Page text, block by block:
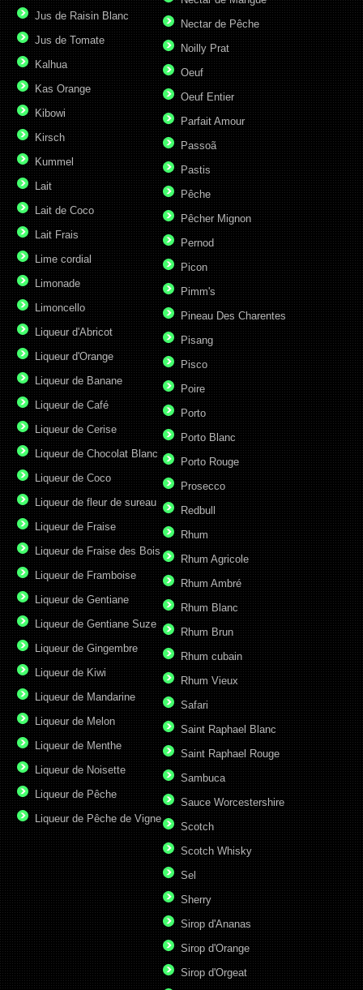
Jus de Raisin Blanc
Jus de Tomate
Kalhua
Kas Orange
Kibowi
Kirsch
Kummel
Lait
Lait de Coco
Lait Frais
Lime cordial
Limonade
Limoncello
Liqueur d'Abricot
Liqueur d'Orange
Liqueur de Banane
Liqueur de Café
Liqueur de Cerise
Liqueur de Chocolat Blanc
Liqueur de Coco
Liqueur de fleur de sureau
Liqueur de Fraise
Liqueur de Fraise des Bois
Liqueur de Framboise
Liqueur de Gentiane
Liqueur de Gentiane Suze
Liqueur de Gingembre
Liqueur de Kiwi
Liqueur de Mandarine
Liqueur de Melon
Liqueur de Menthe
Liqueur de Noisette
Liqueur de Pêche
Liqueur de Pêche de Vigne
Nectar de Pêche
Noilly Prat
Oeuf
Oeuf Entier
Parfait Amour
Passoã
Pastis
Pêche
Pêcher Mignon
Pernod
Picon
Pimm's
Pineau Des Charentes
Pisang
Pisco
Poire
Porto
Porto Blanc
Porto Rouge
Prosecco
Redbull
Rhum
Rhum Agricole
Rhum Ambré
Rhum Blanc
Rhum Brun
Rhum cubain
Rhum Vieux
Safari
Saint Raphael Blanc
Saint Raphael Rouge
Sambuca
Sauce Worcestershire
Scotch
Scotch Whisky
Sel
Sherry
Sirop d'Ananas
Sirop d'Orange
Sirop d'Orgeat